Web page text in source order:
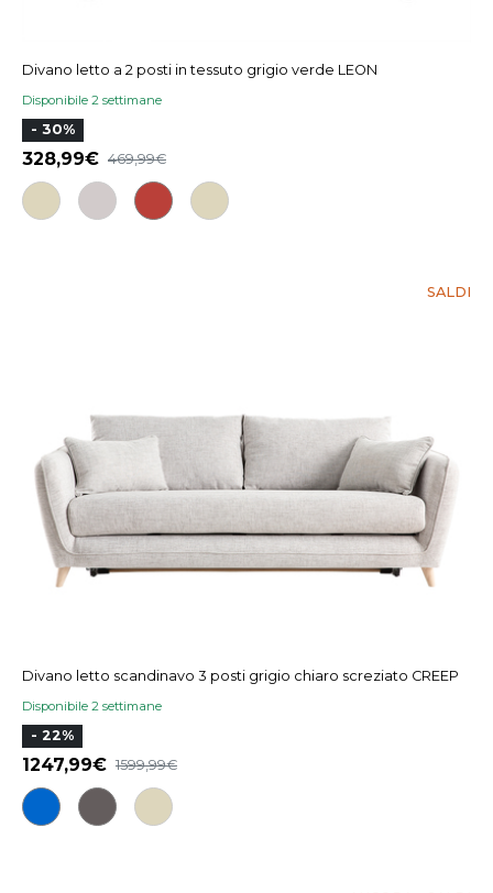
Divano letto a 2 posti in tessuto grigio verde LEON
Disponibile 2 settimane
- 30%
328,99 469,99
SALDI
Divano letto scandinavo 3 posti grigio chiaro screziato CREEP
Disponibile 2 settimane
- 22%
1247,99 1599,99